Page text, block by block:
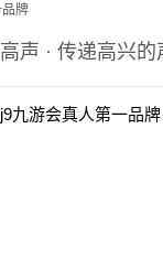
牌
高声 · 传递高兴的
j9九游会真人第一品牌